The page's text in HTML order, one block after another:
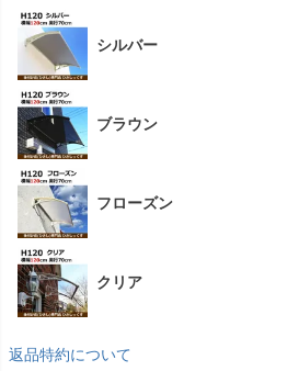
シルバー
ブラウン
フローズン
クリア
返品特約について